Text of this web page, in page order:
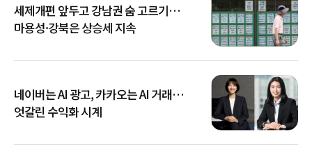
세제개편 앞두고 강남권 숨 고르기…
마용성·강북은 상승세 지속
네이버는 AI 광고, 카카오는 AI 거래…
엇갈린 수익화 시계